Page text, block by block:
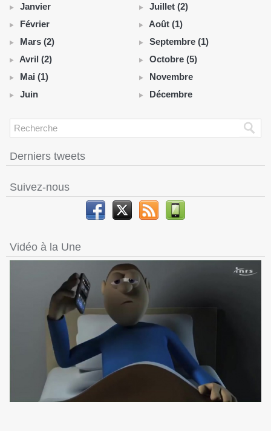
Janvier
Février
Mars (2)
Avril (2)
Mai (1)
Juin
Juillet (2)
Août (1)
Septembre (1)
Octobre (5)
Novembre
Décembre
Derniers tweets
Suivez-nous
Vidéo à la Une